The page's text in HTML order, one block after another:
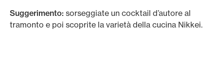
Suggerimento: sorseggiate un cocktail d’autore al
tramonto e poi scoprite la varietà della cucina Nikkei.